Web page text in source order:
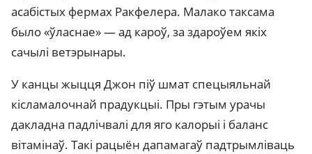
асабістых фермах Ракфелера. Малако таксама
было «ўласнае» — ад кароў, за здароўем якіх
сачылі ветэрынары.
У канцы жыцця Джон піў шмат спецыяльнай
кісламалочнай прадукцыі. Пры гэтым урачы
дакладна падлічвалі для яго калорыі і баланс
вітамінаў. Такі рацыён дапамагаў падтрымліваць